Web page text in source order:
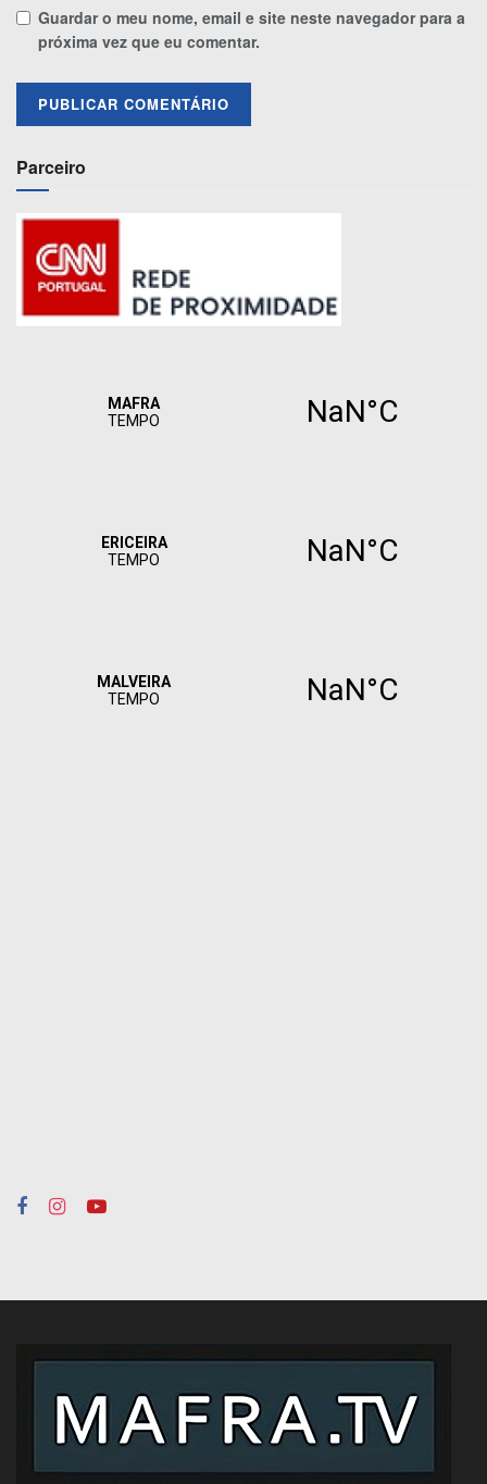
Guardar o meu nome, email e site neste navegador para a
próxima vez que eu comentar.
Parceiro